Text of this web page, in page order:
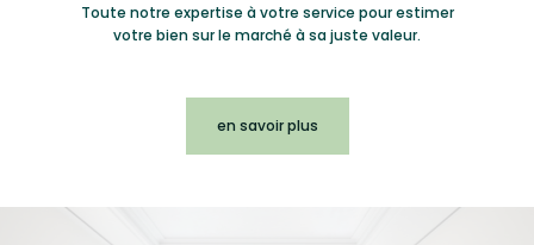
Toute notre expertise à votre service pour estimer
votre bien sur le marché à sa juste valeur.
en savoir plus